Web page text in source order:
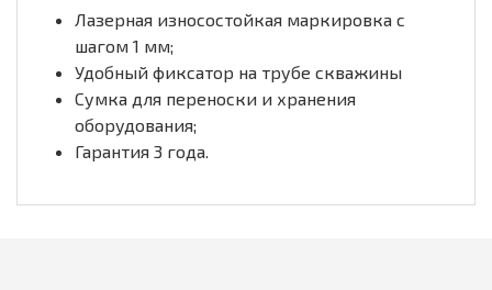
Лазерная износостойкая маркировка с
шагом 1 мм;
Удобный фиксатор на трубе скважины
Сумка для переноски и хранения
оборудования;
Гарантия 3 года.